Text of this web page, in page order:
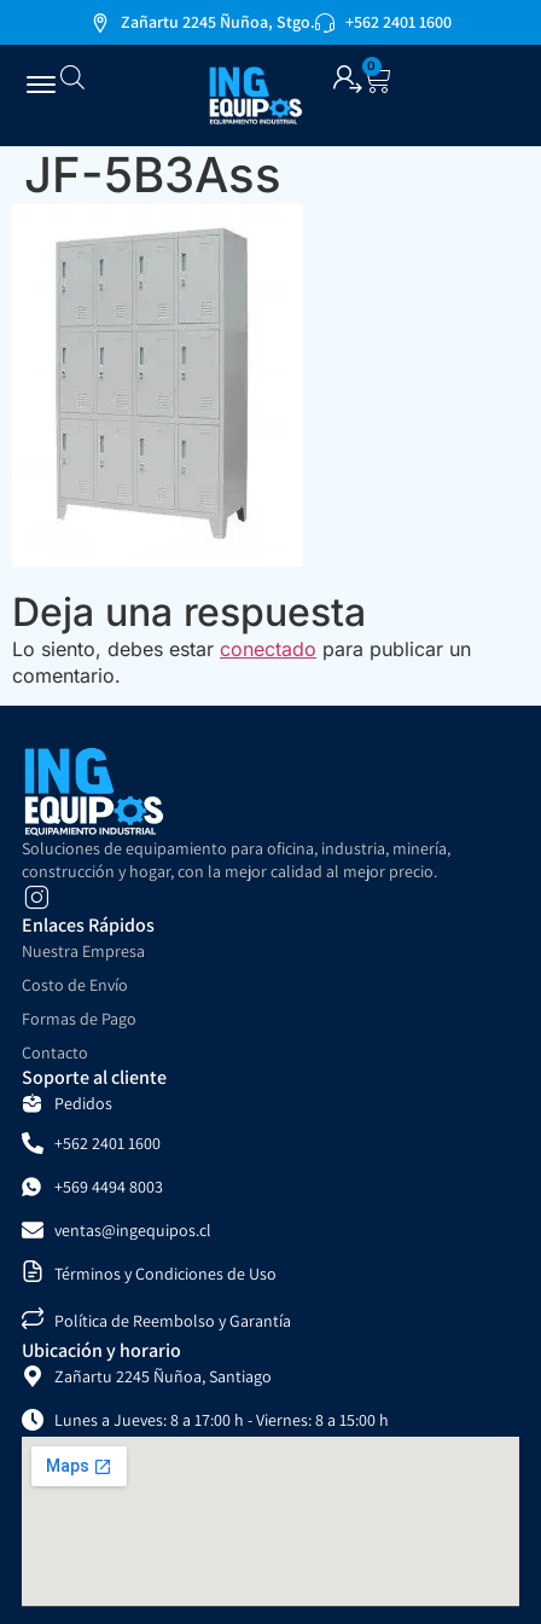
Zañartu 2245 Ñuñoa, Stgo. +562 2401 1600
0
JF-5B3Ass
Deja una respuesta
Lo siento, debes estar conectado para publicar un
comentario.
Soluciones de equipamiento para oficina, industria, minería,
construcción y hogar, con la mejor calidad al mejor precio.
Enlaces Rápidos
Nuestra Empresa
Costo de Envío
Formas de Pago
Contacto
Soporte al cliente
Pedidos
+562 2401 1600
+569 4494 8003
ventas@ingequipos.cl
Términos y Condiciones de Uso
Política de Reembolso y Garantía
Ubicación y horario
Zañartu 2245 Ñuñoa, Santiago
Lunes a Jueves: 8 a 17:00 h - Viernes: 8 a 15:00 h